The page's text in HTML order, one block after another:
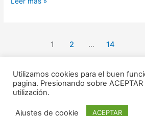
1 2 … 14
Utilizamos cookies para el buen
pagina. Presionando sobre
utilización.
Ajustes de cookie ACEPTAR